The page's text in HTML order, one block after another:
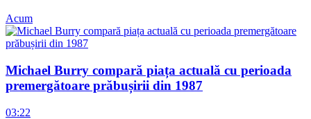
Acum
Michael Burry compară piața actuală cu perioada
premergătoare prăbușirii din 1987
03:22